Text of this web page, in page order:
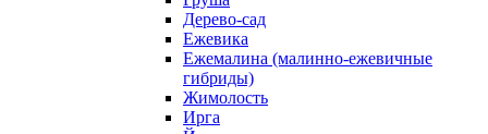
Дерево-сад
Ежевика
Ежемалина (малинно-ежевичные
гибриды)
Жимолость
Ирга